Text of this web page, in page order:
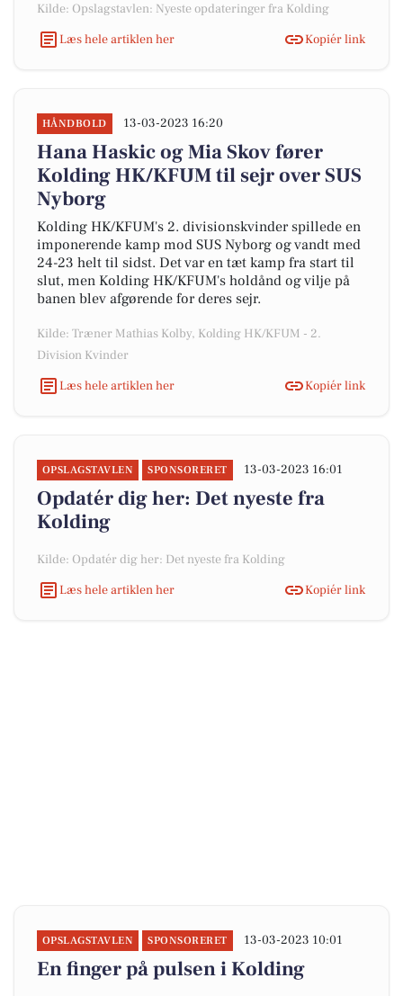
Kilde: Opslagstavlen: Nyeste opdateringer fra Kolding
Læs hele artiklen her
Kopiér link
HÅNDBOLD 13-03-2023 16:20
Hana Haskic og Mia Skov fører
Kolding HK/KFUM til sejr over SUS
Nyborg
Kolding HK/KFUM's 2. divisionskvinder spillede en
imponerende kamp mod SUS Nyborg og vandt med
24-23 helt til sidst. Det var en tæt kamp fra start til
slut, men Kolding HK/KFUM's holdånd og vilje på
banen blev afgørende for deres sejr.
Kilde: Træner Mathias Kolby, Kolding HK/KFUM - 2.
Division Kvinder
Læs hele artiklen her
Kopiér link
OPSLAGSTAVLEN SPONSORERET 13-03-2023 16:01
Opdatér dig her: Det nyeste fra
Kolding
Kilde: Opdatér dig her: Det nyeste fra Kolding
Læs hele artiklen her
Kopiér link
OPSLAGSTAVLEN SPONSORERET 13-03-2023 10:01
En finger på pulsen i Kolding